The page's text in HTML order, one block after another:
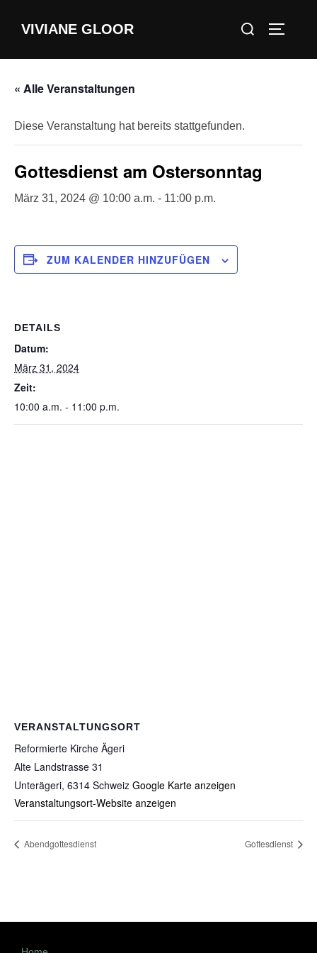
InhaltVIVIANE GLOOR
Suchen
« Alle Veranstaltungen
Diese Veranstaltung hat bereits stattgefunden.
Gottesdienst am Ostersonntag
März 31, 2024 @ 10:00 a.m. - 11:00 p.m.
ZUM KALENDER HINZUFÜGEN
DETAILS
Datum:
März 31, 2024
Zeit:
10:00 a.m. - 11:00 p.m.
VERANSTALTUNGSORT
Reformierte Kirche Ägeri
Alte Landstrasse 31
Unterägeri, 6314 Schweiz Google Karte anzeigen
Veranstaltungsort-Website anzeigen
Abendgottesdienst Gottesdienst